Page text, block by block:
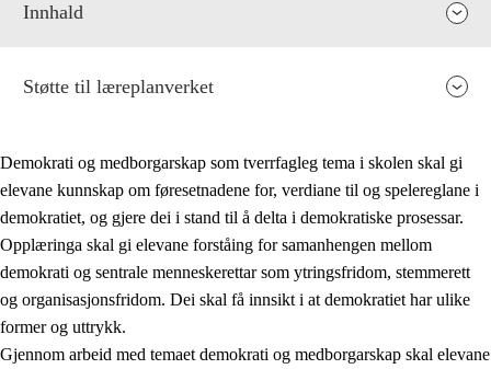
Innhald
Støtte til læreplanverket
Demokrati og medborgarskap som tverrfagleg tema i skolen skal gi
elevane kunnskap om føresetnadene for, verdiane til og spelereglane i
demokratiet, og gjere dei i stand til å delta i demokratiske prosessar.
Opplæringa skal gi elevane forståing for samanhengen mellom
demokrati og sentrale menneskerettar som ytringsfridom, stemmerett
og organisasjonsfridom. Dei skal få innsikt i at demokratiet har ulike
former og uttrykk.
Gjennom arbeid med temaet demokrati og medborgarskap skal elevane